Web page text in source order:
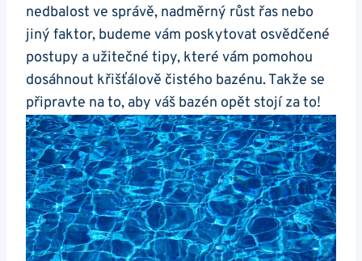
nedbalost ve správě, nadměrný růst řas nebo
jiný faktor, budeme vám poskytovat osvědčené
postupy a užitečné tipy, které vám pomohou
dosáhnout křišťálově čistého bazénu. Takže se
připravte na to, aby váš bazén opět stojí za to!